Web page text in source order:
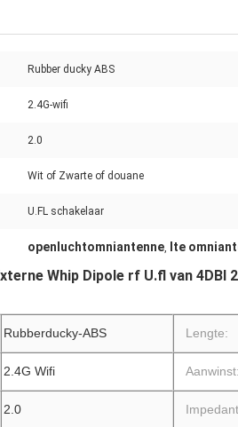
Rubber ducky ABS
2.4G-wifi
2.0
Wit of Zwarte of douane
U.FL schakelaar
openluchtomniantenne, lte
Whip Dipole rf U.fl van 4DBI
Rubberducky-ABS Lengte:
2.4G Wifi Aanwinst:
2.0